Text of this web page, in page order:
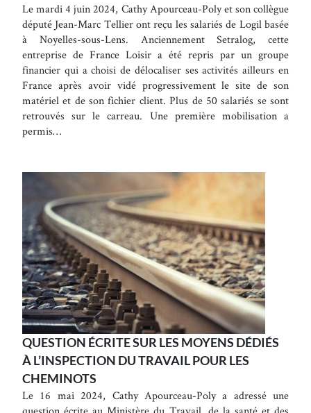
Le mardi 4 juin 2024, Cathy Apourceau-Poly et son collègue
député Jean-Marc Tellier ont reçu les salariés de Logil basée
à Noyelles-sous-Lens. Anciennement Setralog, cette
entreprise de France Loisir a été repris par un groupe
financier qui a choisi de délocaliser ses activités ailleurs en
France après avoir vidé progressivement le site de son
matériel et de son fichier client. Plus de 50 salariés se sont
retrouvés sur le carreau. Une première mobilisation a
permis…
QUESTION ÉCRITE SUR LES MOYENS DÉDIÉS
À L’INSPECTION DU TRAVAIL POUR LES
CHEMINOTS
Le 16 mai 2024, Cathy Apourceau-Poly a adressé une